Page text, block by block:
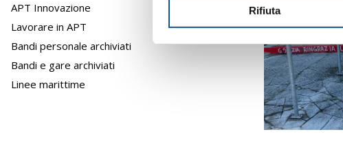
e
Rifiuta
APT Innovazione
Lavorare in APT
Bandi personale archiviati
Bandi e gare archiviati
Linee marittime